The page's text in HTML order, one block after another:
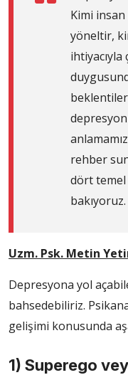
Kimi insan
yöneltir,
rehber
dört temel
bakıyoruz.
Uzm. Psk. Metin
Depresyona yol
bahsedebiliriz.
gelişimi konusunda
1) Superego